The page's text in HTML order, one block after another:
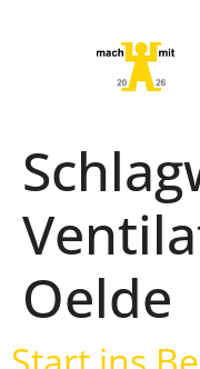
Oelde